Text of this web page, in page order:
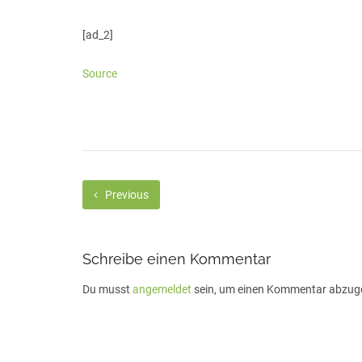
[ad_2]
Source
Previous
Schreibe einen Kommentar
Du musst angemeldet sein, um einen Kommentar